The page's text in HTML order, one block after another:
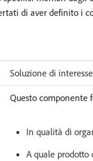
di aver definito i
Soluzione di interesse
Questo componente
In qualità di
A quale